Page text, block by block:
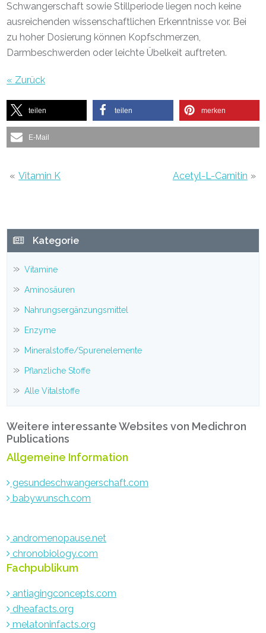
Schwangerschaft sowie Stillperiode liegen noch keine
ausreichenden wissenschaftlichen Erkenntnisse vor. Bei
zu hoher Dosierung können Kopfschmerzen,
Darmbeschwerden oder leichte Übelkeit auftreten.
« Zurück
teilen teilen merken
E-Mail
« Vitamin K Acetyl-L-Carnitin »
Haupt-
Sidebar
Kategorie
Vitamine
Aminosäuren
Nahrungsergänzungsmittel
Enzyme
Mineralstoffe/Spurenelemente
Pflanzliche Stoffe
Alle Vitalstoffe
Weitere interessante Websites von Medichron
Publications
Allgemeine Information
gesundeschwangerschaft.com
babywunsch.com
andromenopause.net
chronobiology.com
Fachpublikum
antiagingconcepts.com
dheafacts.org
melatoninfacts.org